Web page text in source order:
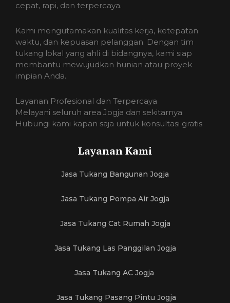
cepat, rapi, dan terpercaya.
Kami mengutamakan kualitas kerja, ketepatan
waktu, dan kepuasan pelanggan. Dengan tim
tukang lokal yang ahli di bidangnya, kami siap
membantu mewujudkan hunian atau proyek
impian Anda.
Layanan Profesional dan Terpercaya
Melayani seluruh area Jogja dan sekitarnya
Hubungi kami kapan saja untuk konsultasi gratis
Layanan Kami
Jasa Tukang Bangunan Jogja
Jasa Tukang Pompa Air Jogja
Jasa Tukang Cat Rumah Jogja
Jasa Tukang Las Panggilan Jogja
Jasa Tukang AC Jogja
Jasa Tukang Pasang Pintu Jogja